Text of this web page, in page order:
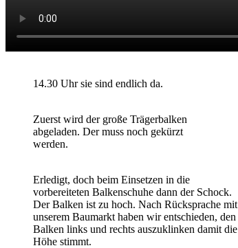
14.30 Uhr sie sind endlich da.
Zuerst wird der große Trägerbalken
abgeladen. Der muss noch gekürzt
werden.
Erledigt, doch beim Einsetzen in die
vorbereiteten Balkenschuhe dann der Schock.
Der Balken ist zu hoch. Nach Rücksprache mit
unserem Baumarkt haben wir entschieden, den
Balken links und rechts auszuklinken damit die
Höhe stimmt.